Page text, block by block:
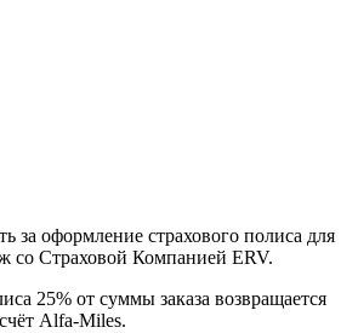
за оформление страхового полиса для
со Страховой Компанией ERV.
25% от суммы заказа возвращается
Alfa-Miles.